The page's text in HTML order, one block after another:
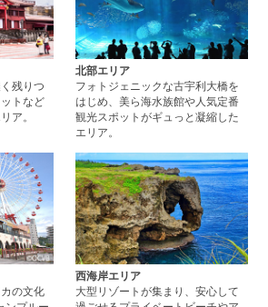
残りつ
トなど
ア。
北部エリア
フォトジェニックな古宇利大橋を
はじめ、美ら海水族館や人気定番
観光スポットがギュっと凝縮した
エリア。
の文化
中部エリアページへ
西海岸エリア
大型リゾートが集まり、安心して